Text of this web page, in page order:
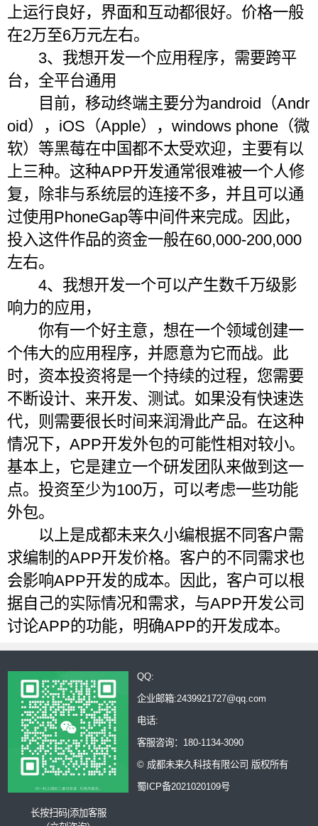
上运行良好，界面和互动都很好。价格一般
在2万至6万元左右。
3、我想开发一个应用程序，需要跨平
台，全平台通用
目前，移动终端主要分为android（Andr
oid），iOS（Apple），windows phone（微
软）等黑莓在中国都不太受欢迎，主要有以
上三种。这种APP开发通常很难被一个人修
复，除非与系统层的连接不多，并且可以通
过使用PhoneGap等中间件来完成。因此，
投入这件作品的资金一般在60,000-200,000
左右。
4、我想开发一个可以产生数千万级影
响力的应用，
你有一个好主意，想在一个领域创建一
个伟大的应用程序，并愿意为它而战。此
时，资本投资将是一个持续的过程，您需要
不断设计、来开发、测试。如果没有快速迭
代，则需要很长时间来润滑此产品。在这种
情况下，APP开发外包的可能性相对较小。
基本上，它是建立一个研发团队来做到这一
点。投资至少为100万，可以考虑一些功能
外包。
以上是成都未来久小编根据不同客户需
求编制的APP开发价格。客户的不同需求也
会影响APP开发的成本。因此，客户可以根
据自己的实际情况和需求，与APP开发公司
讨论APP的功能，明确APP的开发成本。
长按扫码|添加客服
QQ:
企业邮箱:2439921727@qq.com
电话:
客服咨询：180-1134-3090
© 成都未来久科技有限公司 版权所有
蜀ICP备2021020109号